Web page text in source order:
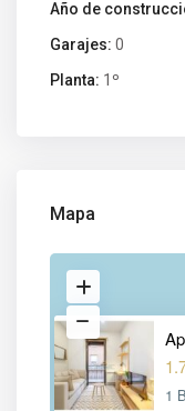
Año de
Garajes: 0
Planta: 1º
Mapa
1